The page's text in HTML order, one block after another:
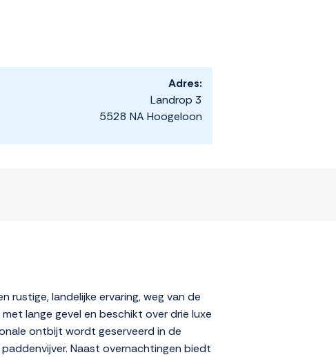
Adres:
Landrop 3
5528 NA Hoogeloon
rustige, landelijke ervaring, weg van de
lange gevel en beschikt over drie luxe
ontbijt wordt geserveerd in de
Naast overnachtingen biedt